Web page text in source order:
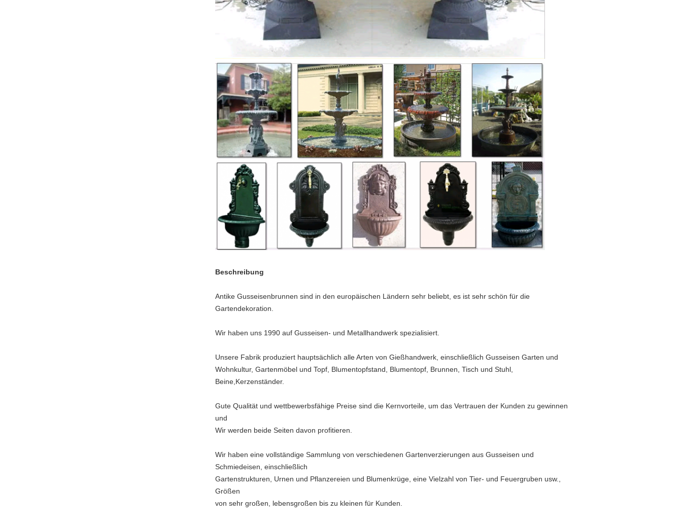
Beschreibung
Antike Gusseisenbrunnen sind in den europäischen Ländern sehr beliebt, es ist sehr schön für die
Gartendekoration.
Wir haben uns 1990 auf Gusseisen- und Metallhandwerk spezialisiert.
Unsere Fabrik produziert hauptsächlich alle Arten von Gießhandwerk, einschließlich Gusseisen Garten und
Wohnkultur, Gartenmöbel und Topf, Blumentopfstand, Blumentopf, Brunnen, Tisch und Stuhl,
Beine,Kerzenständer.
Gute Qualität und wettbewerbsfähige Preise sind die Kernvorteile, um das Vertrauen der Kunden zu gewinnen
und
Wir werden beide Seiten davon profitieren.
Wir haben eine vollständige Sammlung von verschiedenen Gartenverzierungen aus Gusseisen und
Schmiedeisen, einschließlich
Gartenstrukturen, Urnen und Pflanzereien und Blumenkrüge, eine Vielzahl von Tier- und Feuergruben usw.,
Größen
von sehr großen, lebensgroßen bis zu kleinen für Kunden.